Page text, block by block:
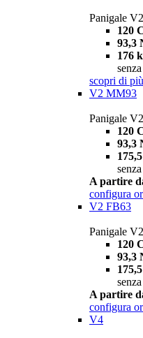
Panigale
120
93,3
176
scopri di più
V2 MM93
Panigale
120
93,3
A partire
configura
V2 FB63
Panigale
120
93,3
A partire
configura
V4